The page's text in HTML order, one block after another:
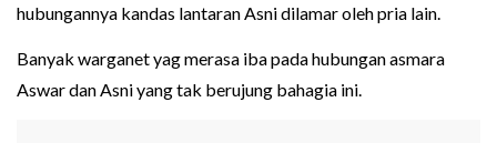
hubungannya kandas lantaran Asni dilamar oleh pria lain.
Banyak warganet yag merasa iba pada hubungan asmara
Aswar dan Asni yang tak berujung bahagia ini.